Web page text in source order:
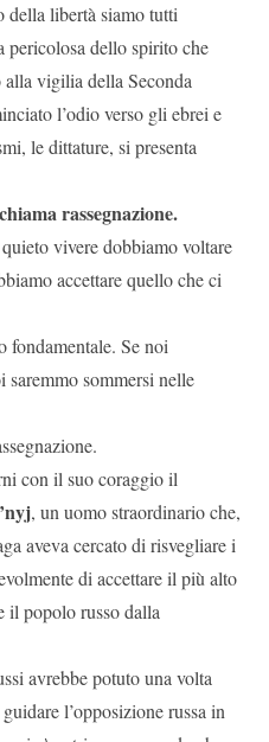
libertà siamo tutti
pericolosa dello spirito che
vigilia della Seconda
l’odio verso gli ebrei e
le dittature, si presenta
rassegnazione.
vivere dobbiamo voltare
accettare quello che ci
fondamentale. Se noi
sommersi nelle
con il suo coraggio il
, un uomo straordinario che,
aveva cercato di risvegliare i
di accettare il più alto
il popolo russo dalla
avrebbe potuto una volta
l’opposizione russa in